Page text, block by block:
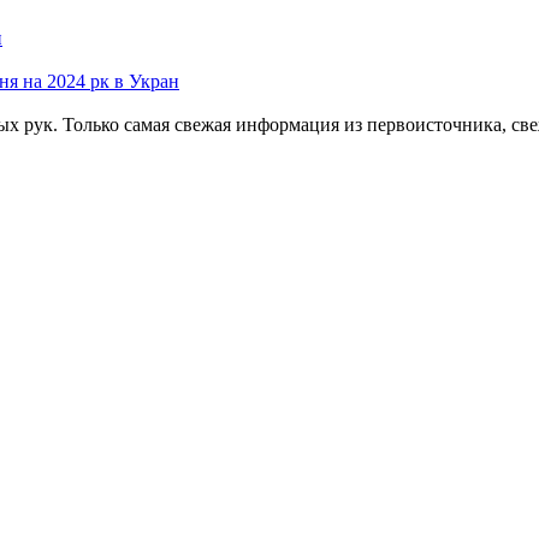
на 2024 рк в Укран
рук. Только самая свежая информация из первоисточника,